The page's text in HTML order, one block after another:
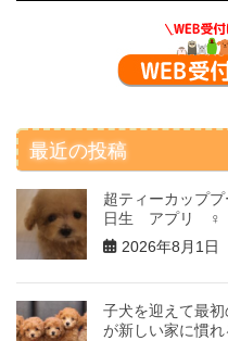
最近の投稿
超ティーカップ
日生 アプリ ♀
2026年8月1日
子犬を迎えて最
が新しい家に慣れ